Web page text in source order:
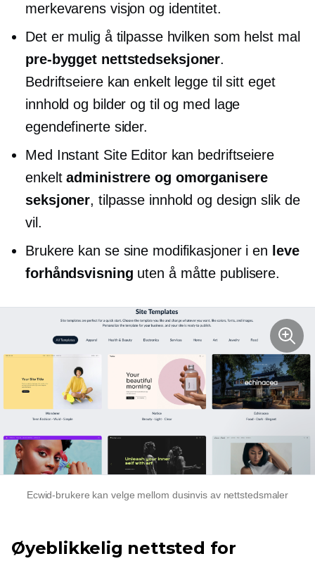
merkevarens visjon og identitet.
Det er mulig å tilpasse hvilken som helst mal
pre-bygget nettstedseksjoner.
Bedriftseiere kan enkelt legge til sitt eget
innhold og bilder og til og med lage
egendefinerte sider.
Med Instant Site Editor kan bedriftseiere
enkeltadministrere og omorganisere
seksjoner, tilpasse innhold og design slik de
vil.
Brukere kan se sine modifikasjoner i en leve
forhåndsvisning uten å måtte publisere.
Ecwid-brukere kan velge mellom dusinvis av nettstedsmaler
Øyeblikkelig nettsted for